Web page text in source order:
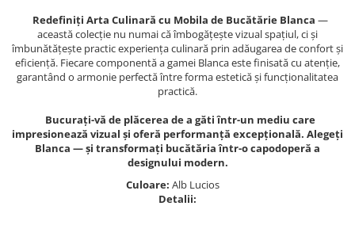
Redefiniți Arta Culinară cu Mobila de Bucătărie Blanca —
această colecție nu numai că îmbogățește vizual spațiul, ci și
îmbunătățește practic experiența culinară prin adăugarea de confort și
eficiență. Fiecare componentă a gamei Blanca este finisată cu atenție,
garantând o armonie perfectă între forma estetică și funcționalitatea
practică.
Bucurați-vă de plăcerea de a găti într-un mediu care
impresionează vizual și oferă performanță excepțională. Alegeți
Blanca — și transformați bucătăria într-o capodoperă a
designului modern.
Culoare: Alb Lucios
Detalii: